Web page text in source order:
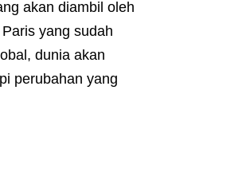
akan diambil oleh
yang sudah
dunia akan
perubahan yang